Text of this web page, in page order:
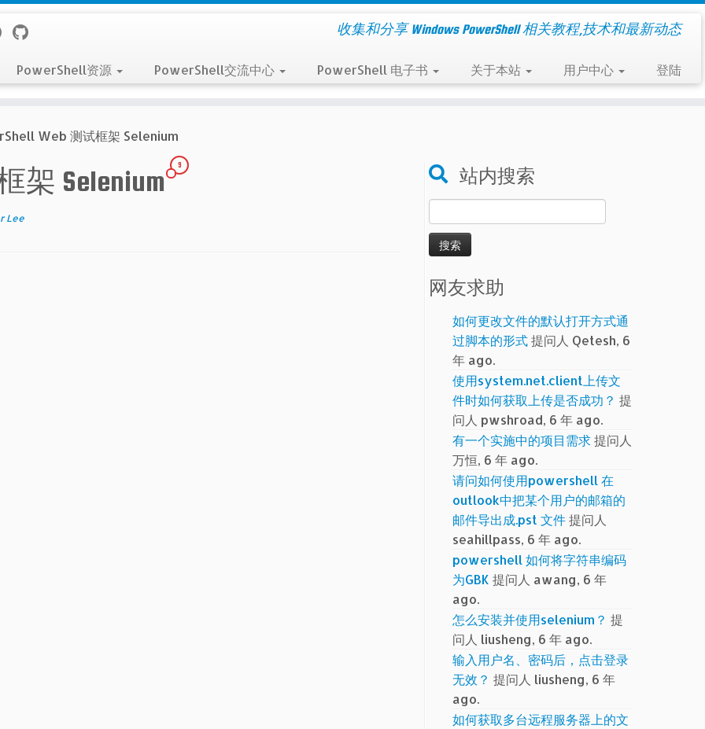
收集和分享 Windows PowerShell 相关教程,技术和最新动态
PowerShell资源 PowerShell交流中心 PowerShell 电子书 关于本站 用户中心 登陆
Web 测试框架 Selenium
架 Selenium
9
Lee
站内搜索
索：
网友求助
如何更改文件的默认打开方式通
过脚本的形式提问人 Qetesh, 6
年 ago.
使用system.net.client上传文
件时如何获取上传是否成功？ 提
问人 pwshroad, 6 年 ago.
有一个实施中的项目需求提问人
万恒, 6 年 ago.
请问如何使用powershell 在
outlook中把某个用户的邮箱的
邮件导出成.pst 文件提问人
seahillpass, 6 年 ago.
powershell 如何将字符串编码
为GBK 提问人 awang, 6 年
ago.
怎么安装并使用selenium？ 提
问人 liusheng, 6 年 ago.
输入用户名、密码后，点击登录
无效？ 提问人 liusheng, 6 年
ago.
如何获取多台远程服务器上的文